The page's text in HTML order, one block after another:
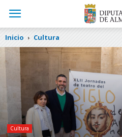
Inicio Cultura
Cultura